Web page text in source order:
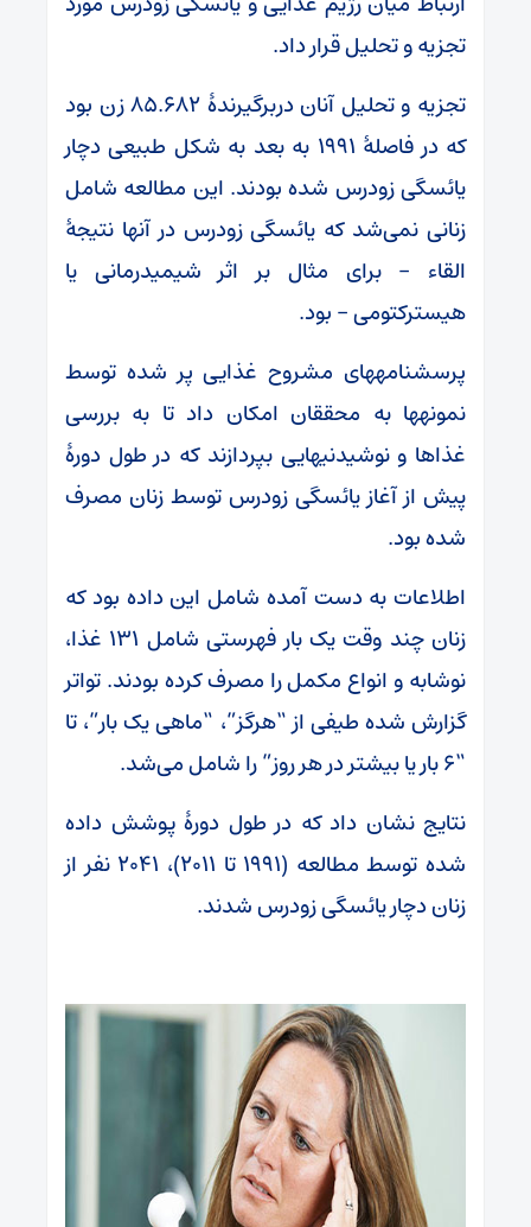
تجزیه و تحلیل قرار داد.
تجزیه و تحلیل آنان دربرگیرندۀ 85.682 زن بود
که در فاصلۀ 1991 به بعد به شکل طبیعی دچار
یائسگی زودرس شده‎ بودند. این مطالعه شامل
زنانی نمی‌شد که یائسگی زودرس در آنها نتیجۀ
القاء – برای مثال بر اثر شیمی‎درمانی یا
هیسترکتومی – بود.
پرسشنامه‎های مشروح غذایی پر شده توسط
نمونه‎ها به محققان امکان داد تا به بررسی
غذاها و نوشیدنی‎هایی بپردازند که در طول دورۀ
پیش از آغاز یائسگی زودرس توسط زنان مصرف
شده بود.
اطلاعات به دست آمده شامل این داده بود که
زنان چند وقت یک بار فهرستی شامل 131 غذا،
نوشابه و انواع مکمل را مصرف کرده بودند. تواتر
گزارش شده طیفی از “هرگز”، “ماهی یک بار”، تا
“6 بار یا بیشتر در هر روز” را شامل می‌شد.
نتایج نشان داد که در طول دورۀ پوشش داده
شده توسط مطالعه (1991 تا 2011)، 2041 نفر از
زنان دچار یائسگی زودرس شدند.